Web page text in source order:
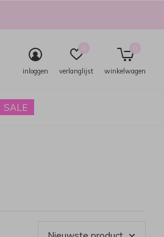
SALE
inloggen verlanglijst
0
winkelwagen
0